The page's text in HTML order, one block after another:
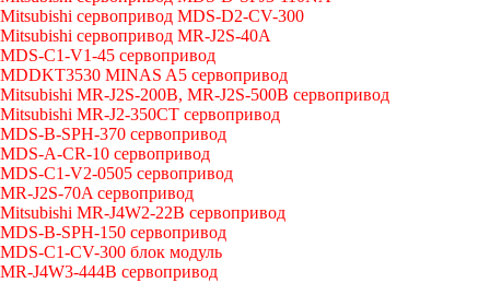
Mitsubishi сервопривод MDS-D2-CV-300
Mitsubishi сервопривод MR-J2S-40A
MDS-C1-V1-45 сервопривод
MDDKT3530 MINAS A5 сервопривод
Mitsubishi MR-J2S-200B, MR-J2S-500B сервопривод
Mitsubishi MR-J2-350CT сервопривод
MDS-B-SPH-370 сервопривод
MDS-A-CR-10 сервопривод
MDS-C1-V2-0505 сервопривод
MR-J2S-70A сервопривод
Mitsubishi MR-J4W2-22B сервопривод
MDS-B-SPH-150 сервопривод
MDS-C1-CV-300 блок модуль
MR-J4W3-444B сервопривод